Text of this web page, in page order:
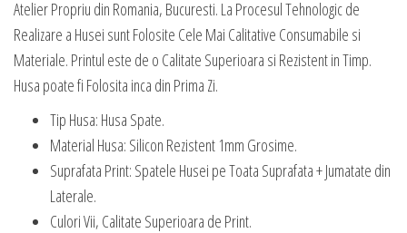
Atelier Propriu din Romania, Bucuresti. La Procesul Tehnologic de
Realizare a Husei sunt Folosite Cele Mai Calitative Consumabile si
Materiale. Printul este de o Calitate Superioara si Rezistent in Timp.
Husa poate fi Folosita inca din Prima Zi.
Tip Husa: Husa Spate.
Material Husa: Silicon Rezistent 1mm Grosime.
Suprafata Print: Spatele Husei pe Toata Suprafata + Jumatate din
Laterale.
Culori Vii, Calitate Superioara de Print.